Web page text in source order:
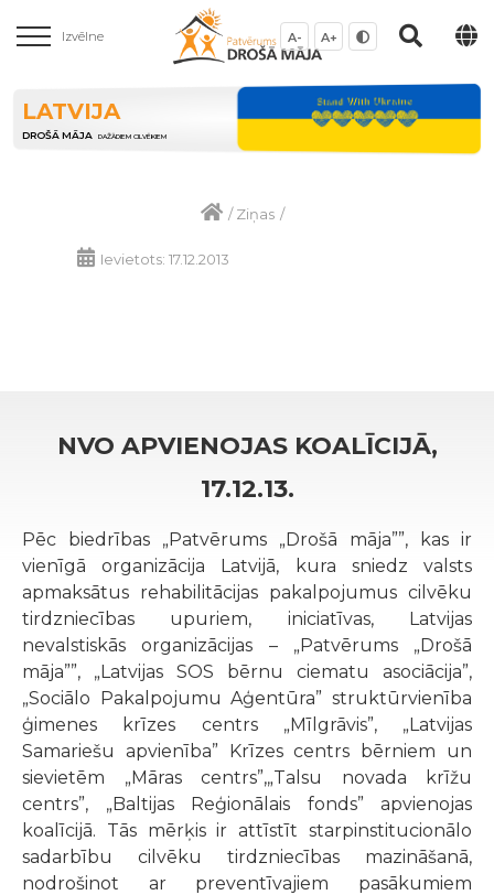
Izvēlne A- A+
LATVIJA
DROŠĀ MĀJA DAŽĀDIEM CILVĒKIEM
/Ziņas /
Ievietots: 17.12.2013
NVO APVIENOJAS KOALĪCIJĀ,
17.12.13.
Pēc biedrības „Patvērums „Drošā māja””, kas ir
vienīgā organizācija Latvijā, kura sniedz valsts
apmaksātus rehabilitācijas pakalpojumus cilvēku
tirdzniecības upuriem, iniciatīvas, Latvijas
nevalstiskās organizācijas – „Patvērums „Drošā
māja””, „Latvijas SOS bērnu ciematu asociācija”,
„Sociālo Pakalpojumu Aģentūra” struktūrvienība
ģimenes krīzes centrs „Mīlgrāvis”, „Latvijas
Samariešu apvienība” Krīzes centrs bērniem un
sievietēm „Māras centrs”,„Talsu novada krīžu
centrs”, „Baltijas Reģionālais fonds” apvienojas
koalīcijā. Tās mērķis ir attīstīt starpinstitucionālo
sadarbību cilvēku tirdzniecības mazināšanā,
nodrošinot ar preventīvajiem pasākumiem